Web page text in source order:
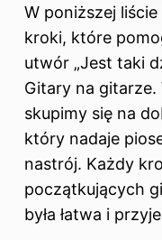
W poniższej
kroki, które
utwór „Jest taki
Gitary na
skupimy się na
który nadaje
nastrój. Każdy
początkujących
była łatwa i